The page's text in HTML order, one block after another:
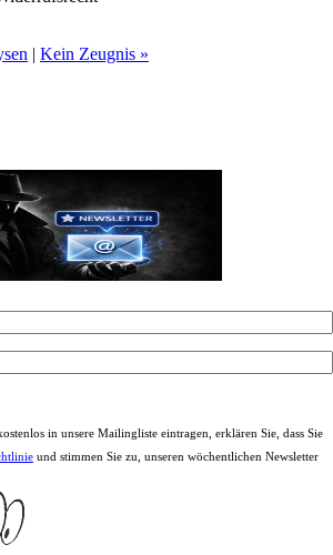
in unsere Mailingliste eintragen, erklären Sie, dass Sie